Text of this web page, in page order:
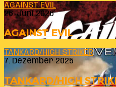
AGAINST EVIL
26. Juni 2026
AGAINST EVIL
TANKARD/HIGH STRIKER
7. Dezember 2025
TANKARD/HIGH